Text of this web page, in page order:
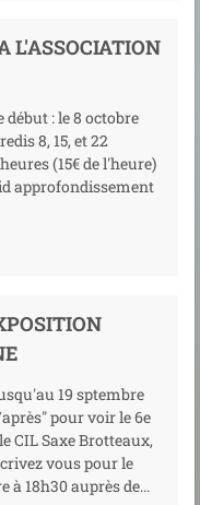
L'ASSOCIATION
: le 8 octobre
8, 15, et 22
(15€ de l'heure)
approfondissement
19 sptembre
pour voir le 6e
CIL Saxe Brotteaux,
vous pour le
à 18h30 auprès de...